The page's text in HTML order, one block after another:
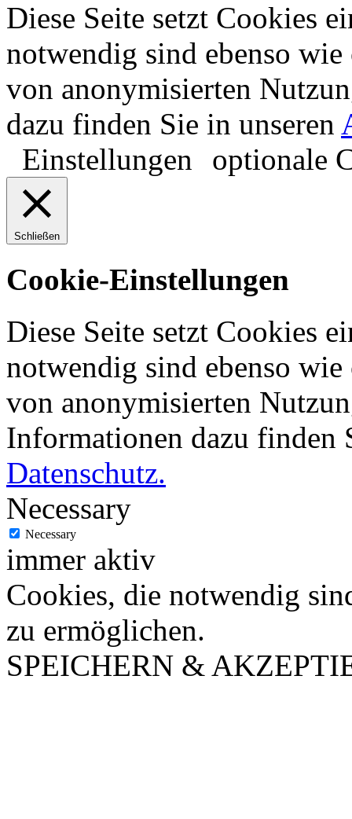
Diese Seite setzt Cookies
notwendig sind ebenso
von anonymisierten
dazu finden Sie in unseren
Einstellungen
optionale
Schließen
Cookie-Einstellungen
Diese Seite setzt Cookies
notwendig sind ebenso
von anonymisierten
Informationen dazu finden
Datenschutz.
Necessary
Necessary
immer aktiv
Cookies, die notwendig
zu ermöglichen.
SPEICHERN &